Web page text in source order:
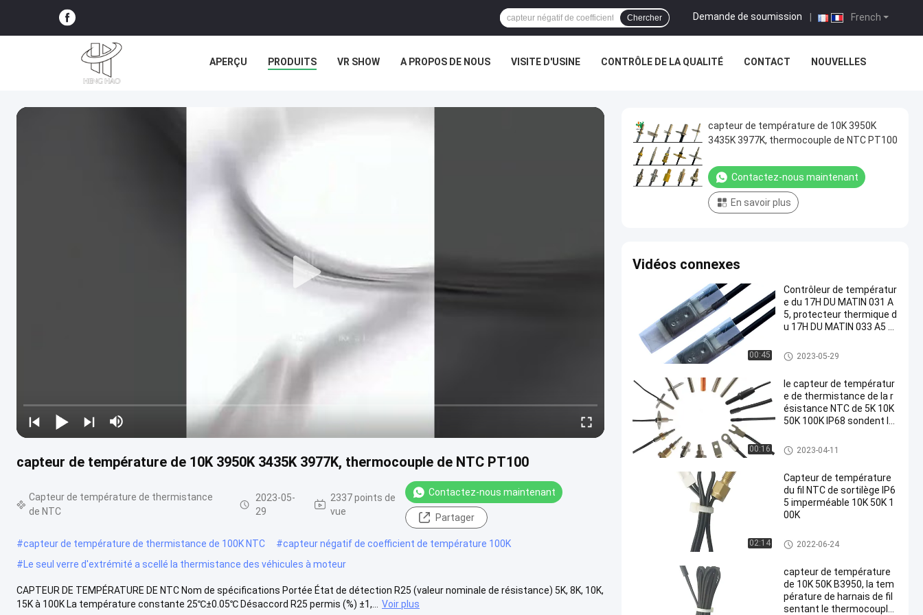
French
Demande de soumission
Chercher
APERÇU PRODUITS VR SHOW A PROPOS DE NOUS VISITE D'USINE CONTRÔLE DE LA QUALITÉ CONTACT NOUVELLES
capteur de température de 10K 3950K 3435K 3977K, thermocouple de NTC PT100
Capteur de température de thermistance
de NTC
2023-05-
29
2337 points de
vue
Contactez-nous maintenant
Partager
#capteur de température de thermistance de 100K NTC #capteur négatif de coefficient de température 100K
#Le seul verre d'extrémité a scellé la thermistance des véhicules à moteur
CAPTEUR DE TEMPÉRATURE DE NTC Nom de spécifications Portée État de détection R25 (valeur nominale de résistance) 5K, 8K, 10K,
15K à 100K La température constante 25℃±0.05℃ Désaccord R25 permis (%) ±1,...
Voir plus
capteur de température de 10K 3950K
3435K 3977K, thermocouple de NTC PT100
Contactez-nous maintenant
En savoir plus
Vidéos connexes
00:45
Contrôleur de températur
e du 17H DU MATIN 031 A
5, protecteur thermique d
u 17H DU MATIN 033 A5 d
protecteur de courant ascenda
nt de 17h du matin
2023-05-29
00:16
le capteur de températur
e de thermistance de la r
ésistance NTC de 5K 10K
50K 100K IP68 sondent le
Capteur de température de ther
mistance de NTC
2023-04-11
02:14
Capteur de température
du fil NTC de sortilège IP6
5 imperméable 10K 50K 1
00K
Capteur de température de ther
mistance de NTC
2022-06-24
capteur de température
de 10K 50K B3950, la tem
pérature de harnais de fil
sentant le thermocouple